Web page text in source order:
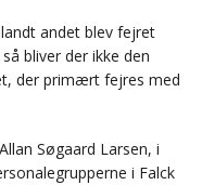
andet blev fejret
bliver der ikke den
der primært fejres med
Søgaard Larsen, i
i Falck